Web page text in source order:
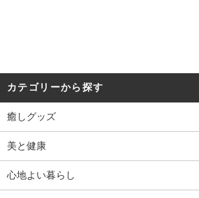
カテゴリーから探す
癒しグッズ
美と健康
心地よい暮らし